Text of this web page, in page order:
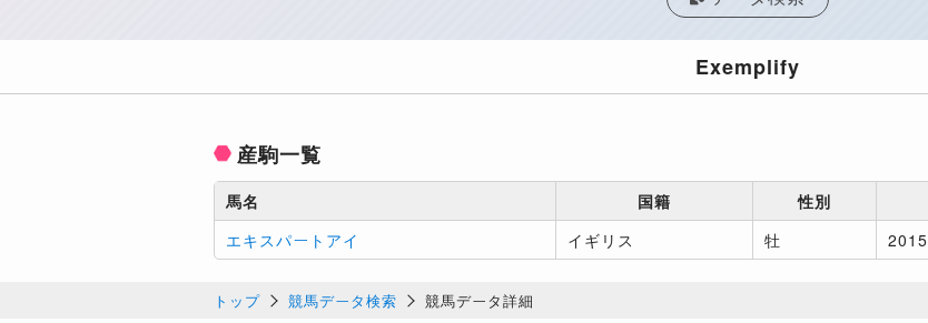
Exemplify
産駒一覧
馬名 国籍 性別
エキスパートアイ
イギリス 牡 2015
トップ 競馬データ検索 競馬データ詳細